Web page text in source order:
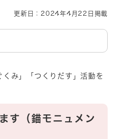
更新日：2024年4月22日掲載
み」「つくりだす」活動を
す（錨モニュメン